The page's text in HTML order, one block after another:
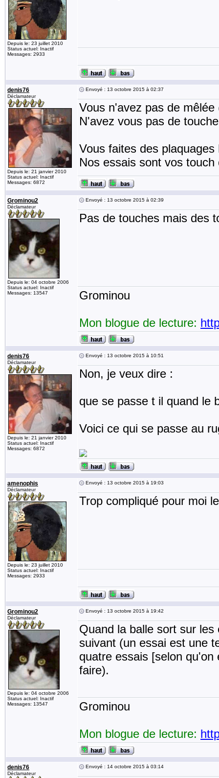
Depuis le: 23 juillet 2010
Status actuel: Inactif
Messages: 2933
denis76
Déclamateur
Depuis le: 21 janvier 2010
Status actuel: Inactif
Messages: 6872
Envoyé : 13 octobre 2015 à 02:37
Vous n'avez pas de
N'avez vous pas de
Vous faites des
Nos essais sont vos touch
Grominou2
Déclamateur
Depuis le: 04 octobre 2006
Status actuel: Inactif
Messages: 13547
Envoyé : 13 octobre 2015 à 02:39
Pas de touches mais des
Grominou
Mon blogue de lecture:
denis76
Déclamateur
Depuis le: 21 janvier 2010
Status actuel: Inactif
Messages: 6872
Envoyé : 13 octobre 2015 à 10:51
Non, je veux dire :
que se passe t il quand le
Voici ce qui se passe au
amenophis
Déclamateur
Depuis le: 23 juillet 2010
Status actuel: Inactif
Messages: 2933
Envoyé : 13 octobre 2015 à 19:03
Trop compliqué pour moi
Grominou2
Déclamateur
Depuis le: 04 octobre 2006
Status actuel: Inactif
Messages: 13547
Envoyé : 13 octobre 2015 à 19:42
Quand la balle sort sur
suivant (un essai est une
quatre essais [selon
faire).
Grominou
Mon blogue de lecture:
denis76
Déclamateur
Envoyé : 14 octobre 2015 à 03:14